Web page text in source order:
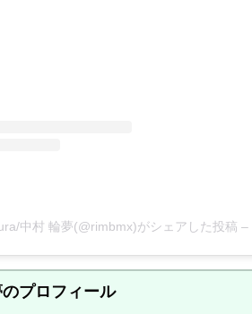
中村 輪夢(@rimbmx)がシェアした投稿 –
プロフィール